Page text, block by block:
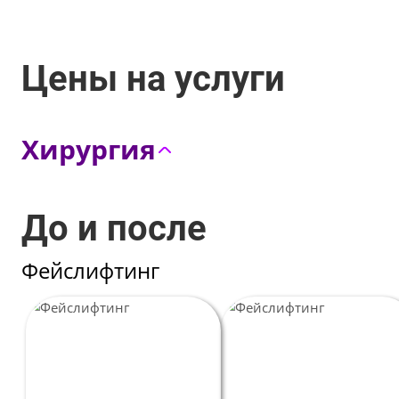
Цены на услуги
Хирургия
Пластика тела
Консультация пластического хирурга
До и после
Фейслифтинг